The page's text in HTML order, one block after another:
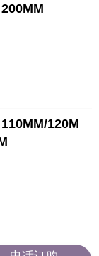
120M